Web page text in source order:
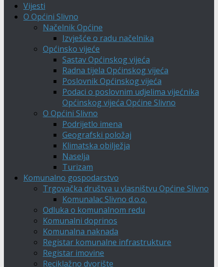
Vijesti
O Općini Slivno
Načelnik Općine
Izvješće o radu načelnika
Općinsko vijeće
Sastav Općinskog vijeća
Radna tijela Općinskog vijeća
Poslovnik Općinskog vijeća
Podaci o poslovnim udjelima vijećnika
Općinskog vijeća Općine Slivno
O Općini Slivno
Podrijetlo imena
Geografski položaj
Klimatska obilježja
Naselja
Turizam
Komunalno gospodarstvo
Trgovačka društva u vlasništvu Općine Slivno
Komunalac Slivno d.o.o.
Odluka o komunalnom redu
Komunalni doprinos
Komunalna naknada
Registar komunalne infrastrukture
Registar imovine
Reciklažno dvorište